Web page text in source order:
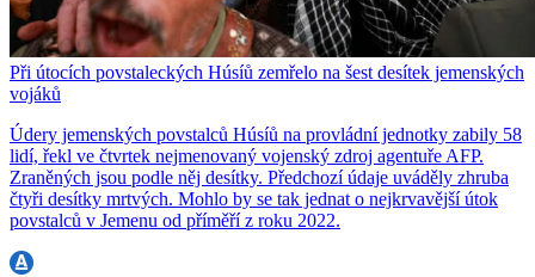
Při útocích povstaleckých Húsíů zemřelo na šest desítek jemenských
vojáků
Údery jemenských povstalců Húsíů na provládní jednotky zabily 58
lidí, řekl ve čtvrtek nejmenovaný vojenský zdroj agentuře AFP.
Zraněných jsou podle něj desítky. Předchozí údaje uváděly zhruba
čtyři desítky mrtvých. Mohlo by se tak jednat o nejkrvavější útok
povstalců v Jemenu od příměří z roku 2022.